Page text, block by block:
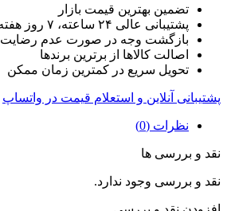
تضمین بهترین قیمت بازار
پشتیبانی عالی ۲۴ ساعته، ۷ روز هفته
بازگشت وجه در صورت عدم رضایت
اصالت کالاها از برترین برندها
تحویل سریع در کمترین زمان ممکن
پشتیبانی آنلاین و استعلام قیمت در واتساپ
نظرات (0)
نقد و بررسی ها
نقد و بررسی وجود ندارد.